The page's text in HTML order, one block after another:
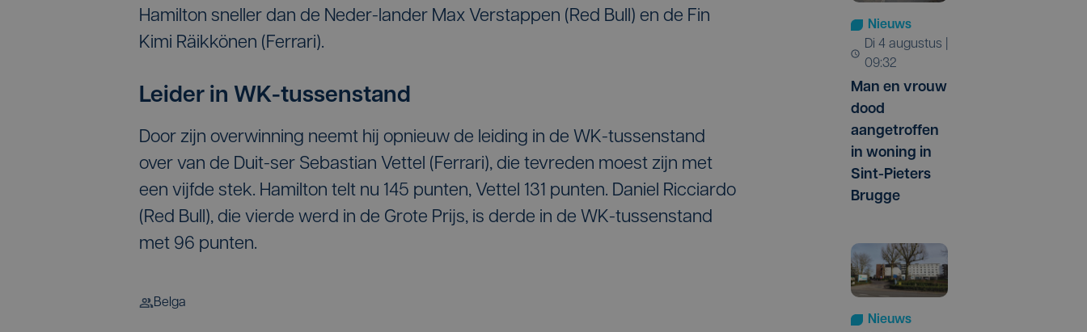
Hamilton sneller dan de Neder-lander Max Verstappen (Red Bull) en de Fin
Kimi Räikkönen (Ferrari).
Leider in WK-tussenstand
Door zijn overwinning neemt hij opnieuw de leiding in de WK-tussenstand
over van de Duit-ser Sebastian Vettel (Ferrari), die tevreden moest zijn met
een vijfde stek. Hamilton telt nu 145 punten, Vettel 131 punten. Daniel Ricciardo
(Red Bull), die vierde werd in de Grote Prijs, is derde in de WK-tussenstand
met 96 punten.
Belga
Nieuws
di 4 augustus |
09:32
Man en vrouw
dood
aangetroffen
in woning in
Sint-Pieters
Brugge
Nieuws